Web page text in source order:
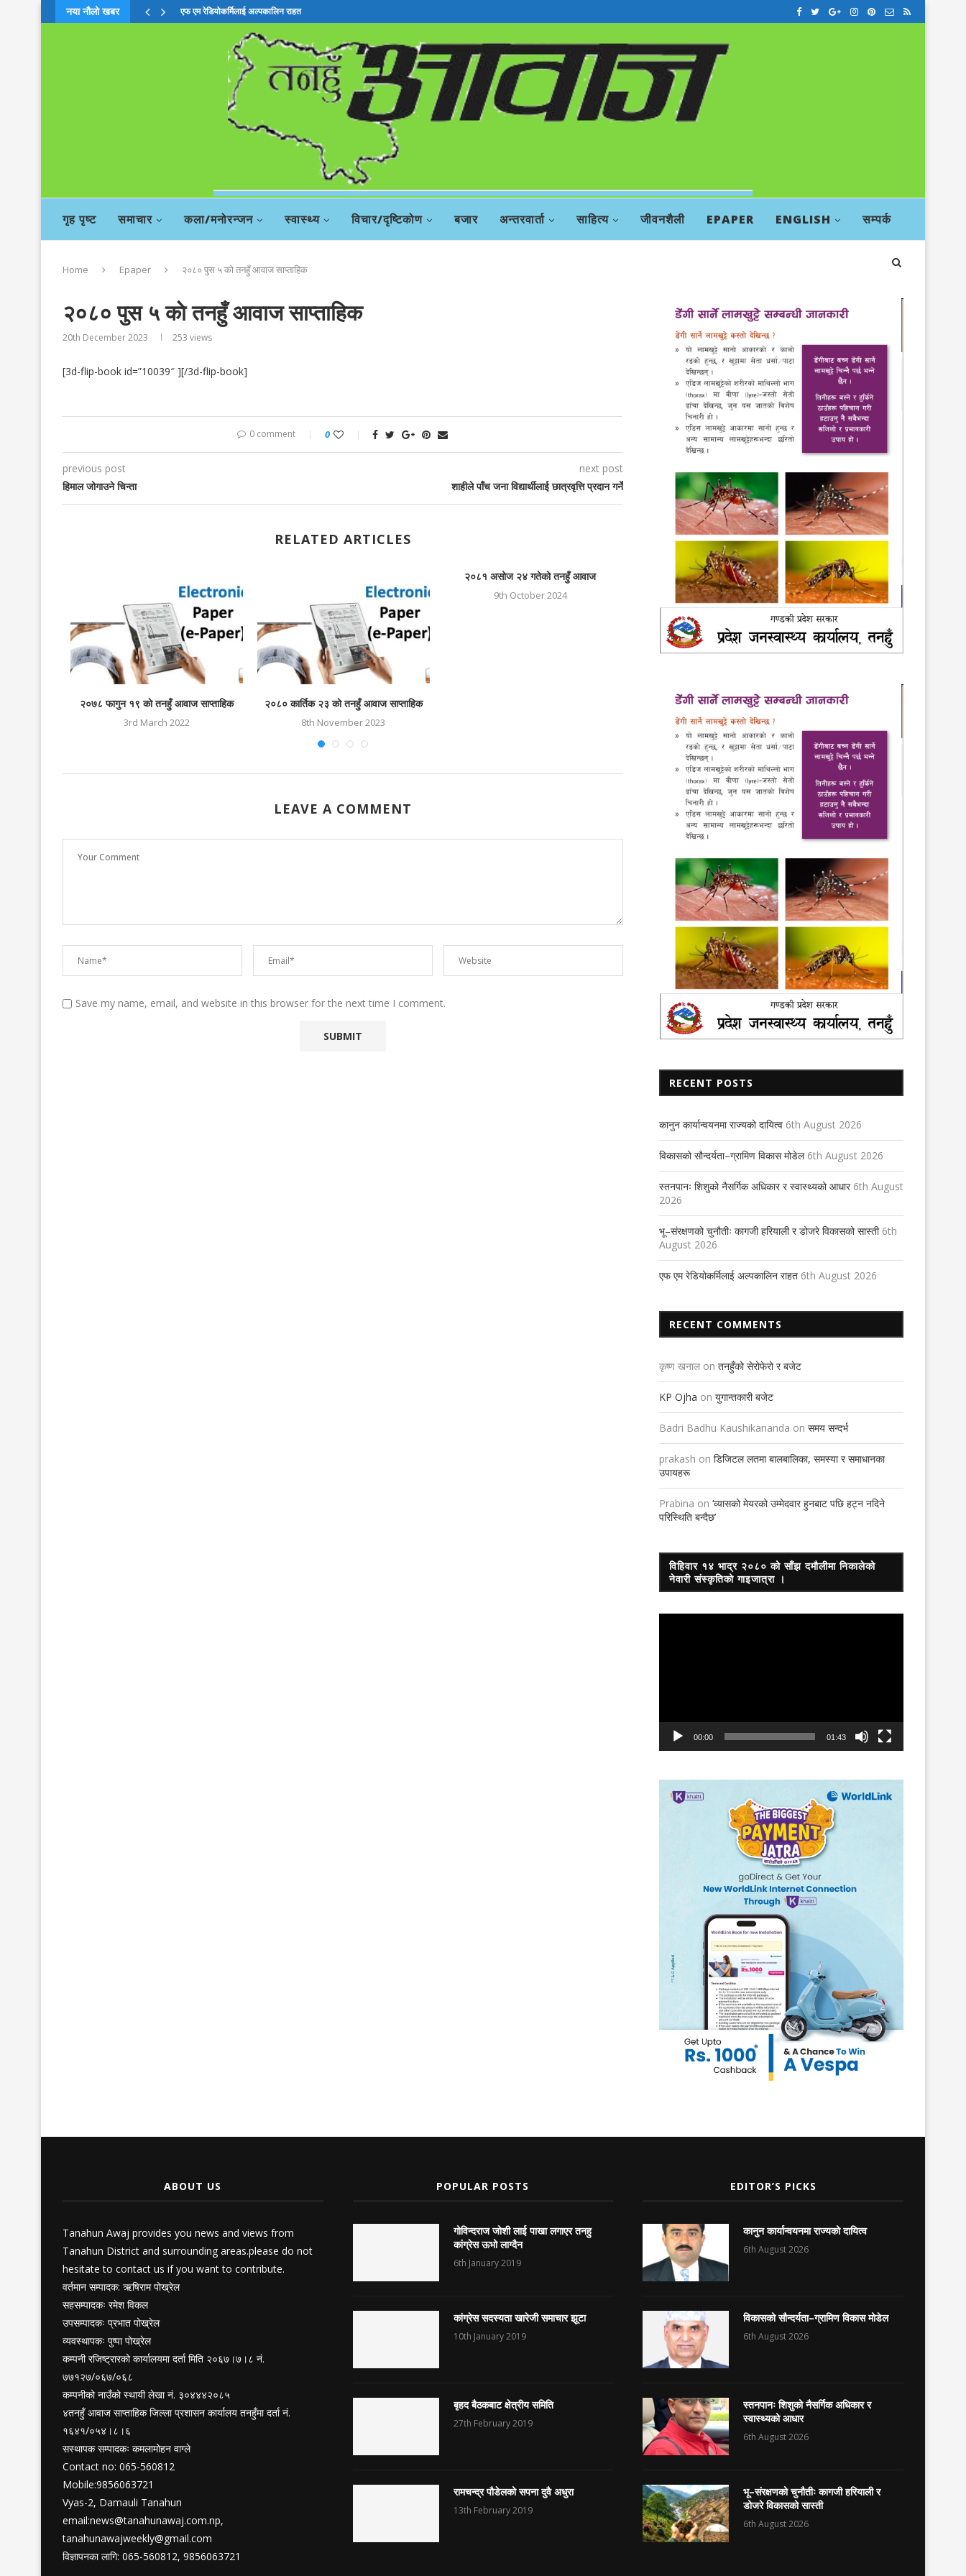
नया नौलो खबर एफ एम रेडियोकर्मिलाई अल्पकालिन राहत
गृह पृष्ट समाचार कला/मनोरन्जन स्वास्थ्य विचार/दृष्टिकोण बजार अन्तरवार्ता साहित्य जीवनशैली EPAPER ENGLISH सम्पर्क
Home Epaper २०८० पुस ५ काे तनहुँ आवाज साप्ताहिक
२०८० पुस ५ काे तनहुँ आवाज साप्ताहिक
20th December 2023 253 views
[3d-flip-book id=”10039″ ][/3d-flip-book]
0 comment 0
previous post
हिमाल जोगाउने चिन्ता
next post
शाहीले पाँच जना विद्यार्थीलाई छात्रवृत्ति प्रदान गर्ने
RELATED ARTICLES
२०७८ फागुन १९ काे तनहुँ आवाज साप्ताहिक
3rd March 2022
२०८० कार्तिक २३ काे तनहुँ आवाज साप्ताहिक
8th November 2023
२०८१ असोज २४ गतेको तनहुँ आवाज
9th October 2024
२०८१ जेठ ३१ गतेकाे तनहुँ आवाज साप्ताहिक￼
13th June 2024
२०७९ साउन १९ को तनहुँ आवाज
LEAVE A COMMENT
Save my name, email, and website in this browser for the next time I comment.
RECENT POSTS
कानुन कार्यान्वयनमा राज्यको दायित्व 6th August 2026
विकासको सौन्दर्यता–ग्रामिण विकास मोडेल 6th August 2026
स्तनपानः शिशुको नैसर्गिक अधिकार र स्वास्थ्यको आधार 6th August
2026
भू–संरक्षणको चुनौतीः कागजी हरियाली र डोजरे विकासको सास्ती 6th
August 2026
एफ एम रेडियोकर्मिलाई अल्पकालिन राहत 6th August 2026
RECENT COMMENTS
कृष्ण खनाल on तनहुँको सेरोफेरो र बजेट
KP Ojha on युगान्तकारी बजेट
Badri Badhu Kaushikananda on समय सन्दर्भ
prakash on डिजिटल लतमा बालबालिका, समस्या र समाधानका
उपायहरू
Prabina on ‘व्यासको मेयरको उम्मेदवार हुनबाट पछि हट्न नदिने
परिस्थिति बन्दैछ’
विहिवार १४ भाद्र २०८० को साँझ दमौलीमा निकालेको
नेवारी संस्कृतिको गाइजात्रा ।
00:00 01:43
ABOUT US
Tanahun Awaj provides you news and views from
Tanahun District and surrounding areas.please do not
hesitate to contact us if you want to contribute.
वर्तमान सम्पादक: ऋषिराम पोख्रेल
सहसम्पादकः रमेश विकल
उपसम्पादकः प्रभात पोख्रेल
व्यवस्थापकः पुष्पा पोख्रेल
कम्पनी रजिष्ट्रारको कार्यालयमा दर्ता मिति २०६७।७।८ नं.
७७१२७/०६७/०६८
कम्पनीको नाउँको स्थायी लेखा नं. ३०४४४२०८५
४तनहुँ आवाज साप्ताहिक जिल्ला प्रशासन कार्यालय तनहुँमा दर्ता नं.
१६४१/०५४।८।६
सस्थापक सम्पादकः कमलामोहन वाग्ले
Contact no: 065-560812
Mobile:9856063721
Vyas-2, Damauli Tanahun
email:news@tanahunawaj.com.np,
tanahunawajweekly@gmail.com
विज्ञापनका लागि: 065-560812, 9856063721
POPULAR POSTS
गोविन्दराज जोशी लाई पाखा लगाएर तनहु
कांग्रेस ऊभो लाग्दैन
6th January 2019
कांग्रेस सदस्यता खारेजी समाचार झूटा
10th January 2019
बृहद बैठकबाट क्षेत्रीय समिति
27th February 2019
रामचन्द्र पौडेलको सपना दुवै अधुरा
13th February 2019
EDITOR’S PICKS
कानुन कार्यान्वयनमा राज्यको दायित्व
6th August 2026
विकासको सौन्दर्यता–ग्रामिण विकास मोडेल
6th August 2026
स्तनपानः शिशुको नैसर्गिक अधिकार र
स्वास्थ्यको आधार
6th August 2026
भू–संरक्षणको चुनौतीः कागजी हरियाली र
डोजरे विकासको सास्ती
6th August 2026